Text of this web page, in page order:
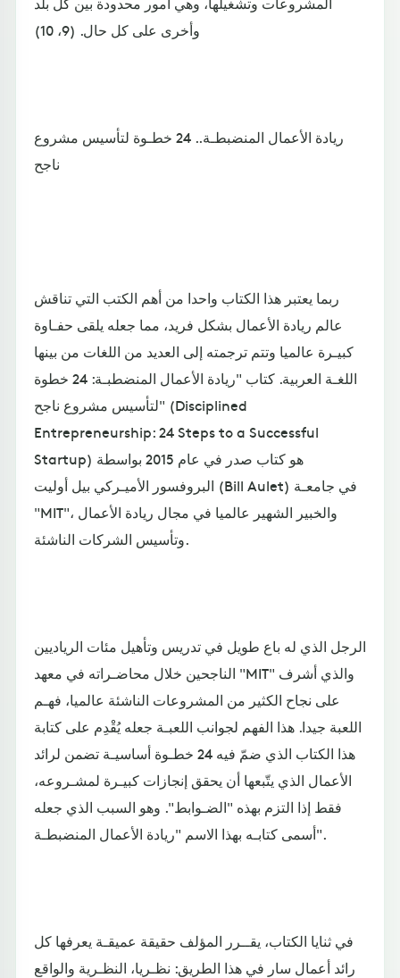
وأخرى على كل حال. (9، 10)
ريادة الأعمال المنضبطـة.. 24 خطـوة لتأسيس مشروع
ناجح
ربما يعتبر هذا الكتاب واحدا من أهم الكتب التي تناقش
عالم ريادة الأعمال بشكل فريد، مما جعله يلقى حفـاوة
كبيـرة عالميا وتتم ترجمته إلى العديد من اللغات من بينها
اللغـة العربية. كتاب "ريادة الأعمال المنضطبـة: 24 خطوة
لتأسيس مشروع ناجح" (Disciplined
Entrepreneurship: 24 Steps to a Successful
Startup) هو كتاب صدر في عام 2015 بواسطة
البروفسور الأميـركي بيل أوليت (Bill Aulet) في جامعـة
"MIT"، والخبير الشهير عالميا في مجال ريادة الأعمال
وتأسيس الشركات الناشئة.
الرجل الذي له باع طويل في تدريس وتأهيل مئات الرياديين
الناجحين خلال محاضـراته في معهد "MIT" والذي أشرف
على نجاح الكثير من المشروعات الناشئة عالميا، فهـم
اللعبة جيدا. هذا الفهم لجوانب اللعبـة جعله يُقْدِم على كتابة
هذا الكتاب الذي ضمّ فيه 24 خطـوة أساسيـة تضمن لرائد
الأعمال الذي يتّبعها أن يحقق إنجازات كبيـرة لمشـروعه،
فقط إذا التزم بهذه "الضـوابط". وهو السبب الذي جعله
أسمى كتابـه بهذا الاسم "ريادة الأعمال المنضبطـة".
في ثنايا الكتاب، يقــرر المؤلف حقيقة عميقـة يعرفها كل
رائد أعمال سار في هذا الطريق: نظـريا، النظـرية والواقع